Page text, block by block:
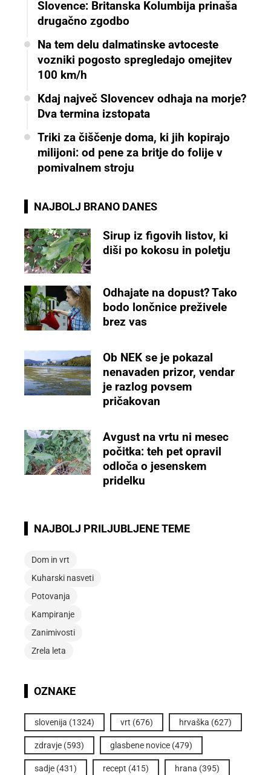
Slovence: Britanska Kolumbija prinaša
drugačno zgodbo
Na tem delu dalmatinske avtoceste
vozniki pogosto spregledajo omejitev
100 km/h
Kdaj največ Slovencev odhaja na morje?
Dva termina izstopata
Triki za čiščenje doma, ki jih kopirajo
milijoni: od pene za britje do folije v
pomivalnem stroju
NAJBOLJ BRANO DANES
Sirup iz figovih listov, ki
diši po kokosu in poletju
Odhajate na dopust? Tako
bodo lončnice preživele
brez vas
Ob NEK se je pokazal
nenavaden prizor, vendar
je razlog povsem
pričakovan
Avgust na vrtu ni mesec
počitka: teh pet opravil
odloča o jesenskem
pridelku
NAJBOLJ PRILJUBLJENE TEME
Dom in vrt
Kuharski nasveti
Potovanja
Kampiranje
Zanimivosti
Zrela leta
OZNAKE
slovenija (1324) vrt (676) hrvaška (627)
zdravje (593) glasbene novice (479)
sadje (431) recept (415) hrana (395)